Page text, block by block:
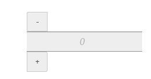
Menge
-
+